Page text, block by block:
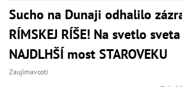
Sucho na Dunaji odhalilo
RÍMSKEJ RÍŠE! Na svetlo
NAJDLHŠÍ most STAROVEKU
Zaujímavosti